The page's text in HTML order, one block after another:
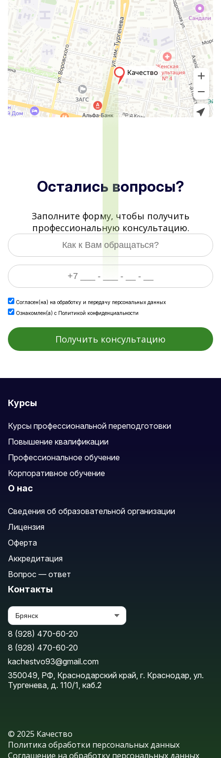
Остались вопросы?
Заполните форму, чтобы получить
профессиональную консультацию.
Согласен(на) на обработку и передачу персональных данных
Ознакомлен(а) с Политикой конфиденциальности
Курсы
Курсы профессиональной переподготовки
Повышение квалификации
Профессиональное обучение
Корпоративное обучение
О нас
Сведения об образовательной организации
Лицензия
Оферта
Аккредитация
Вопрос — ответ
Контакты
8 (928) 470-60-20
8 (928) 470-60-20
kachestvo93@gmail.com
350049, РФ, Краснодарский край, г. Краснодар, ул.
Тургенева, д. 110/1, каб.2
© 2025 Качество
Политика обработки персональных данных
Соглашение на обработку персональных данных